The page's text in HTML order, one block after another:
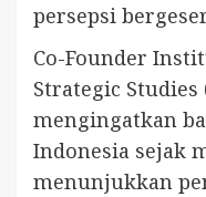
persepsi
Co-Founder
Strategic Studies
mengingatkan
Indonesia sejak
menunjukkan